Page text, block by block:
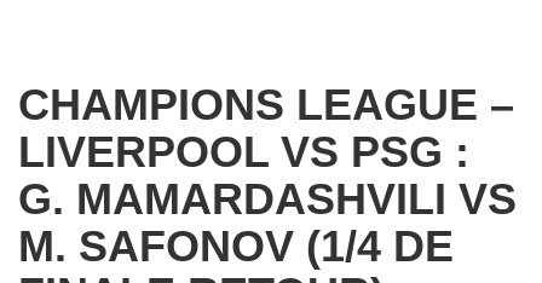
CHAMPIONS LEAGUE –
LIVERPOOL VS PSG :
G. MAMARDASHVILI VS
M. SAFONOV (1/4 DE